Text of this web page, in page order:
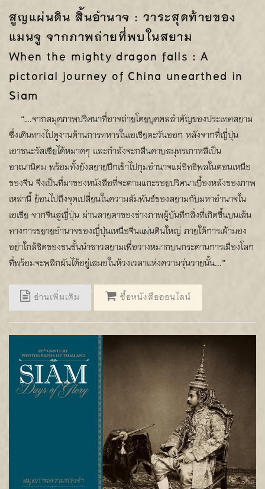
สูญแผ่นดิน สิ้นอำนาจ : วาระสุดท้ายของ
แมนจู จากภาพถ่ายที่พบในสยาม
When the mighty dragon falls : A
pictorial journey of China unearthed in
Siam
“...จากสมุดภาพปริศนาที่อาจถ่ายโดยบุคคลสำคัญของประเทศสยาม
ซึ่งเดินทางไปดูงานด้านการทหารในเอเชียตะวันออก หลังจากที่ญี่ปุ่น
เอาชนะรัสเซียได้หมาดๆ และกำลังจะกลืนคาบสมุทรเกาหลีเป็น
อาณานิคม พร้อมทั้งยังสยายปีกเข้าไปกุมอำนาจแผ่อิทธิพลในตอนเหนือ
ของจีน จึงเป็นที่มาของหนังสือที่จะตามแกะรอยปริศนาเบื้องหลังของภาพ
เหล่านี้ ย้อนไปถึงจุดเปลี่ยนในความสัมพันธ์ของสยามกับมหาอำนาจใน
เอเชีย จากจีนสู่ญี่ปุ่น ผ่านสายตาของช่างภาพผู้บันทึกสิ่งที่เกิดขึ้นบนเส้น
ทางการขยายอำนาจของญี่ปุ่นเหนือจีนแผ่นดินใหญ่ ภายใต้การเฝ้ามอง
อย่าใกล้ชิดของชนชั้นนำชาวสยามเพื่อวางหมากบนกระดานการเมืองโลก
ที่พร้อมจะพลิกผันได้อยู่เสมอในห้วงเวลาแห่งความวุ่นวายนั้น...”
อ่านเพิ่มเติม ซื้อหนังสือออนไลน์